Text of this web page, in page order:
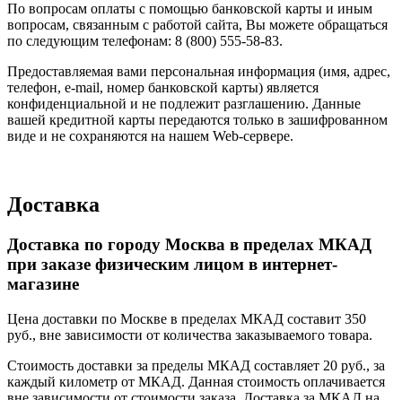
По вопросам оплаты с помощью банковской карты и иным
вопросам, связанным с работой сайта, Вы можете обращаться
по следующим телефонам: 8 (800) 555-58-83.
Предоставляемая вами персональная информация (имя, адрес,
телефон, e-mail, номер банковской карты) является
конфиденциальной и не подлежит разглашению. Данные
вашей кредитной карты передаются только в зашифрованном
виде и не сохраняются на нашем Web-сервере.
Доставка
Доставка по городу Москва в пределах МКАД
при заказе физическим лицом в интернет-
магазине
Цена доставки по Москве в пределах МКАД составит 350
руб., вне зависимости от количества заказываемого товара.
Стоимость доставки за пределы МКАД составляет 20 руб., за
каждый километр от МКАД. Данная стоимость оплачивается